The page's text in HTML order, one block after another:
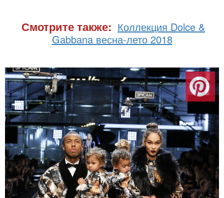
Смотрите также: Коллекция Dolce &
Gabbana весна-лето 2018